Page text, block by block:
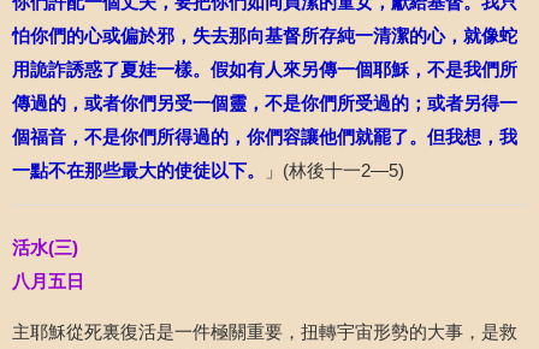
怕你們的心或偏於邪，失去那向基督所存純一清潔的心，就像蛇
用詭詐誘惑了夏娃一樣。假如有人來另傳一個耶穌，不是我們所
傳過的，或者你們另受一個靈，不是你們所受過的；或者另得一
個福音，不是你們所得過的，你們容讓他們就罷了。但我想，我
一點不在那些最大的使徒以下。
」 (林後十一2—5)
活水(三)
八月五日
主耶穌從死裏復活是一件極關重要，扭轉宇宙形勢的大事，是救